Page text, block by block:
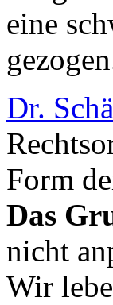
eine
Dr.
Form
Das
nicht
Wir